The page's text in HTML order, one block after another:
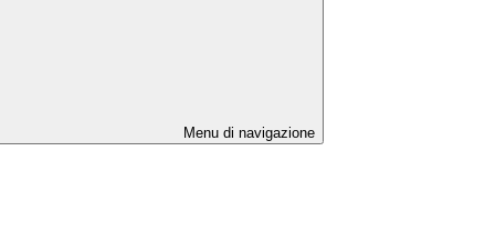
Menu di navigazione